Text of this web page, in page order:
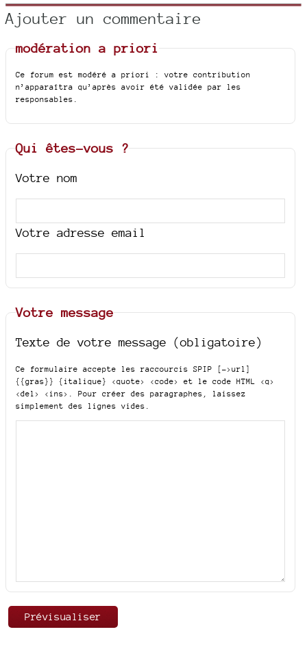
Ajouter un commentaire
modération a priori
Ce forum est modéré a priori : votre contribution
n’apparaîtra qu’après avoir été validée par les
responsables.
Qui êtes-vous ?
Votre nom
Votre adresse email
Votre message
Texte de votre message (obligatoire)
Ce formulaire accepte les raccourcis SPIP
[->url]
{{gras}} {italique} <quote> <code>
et le code HTML <q>
<del> <ins>
. Pour créer des paragraphes, laissez
simplement des lignes vides.